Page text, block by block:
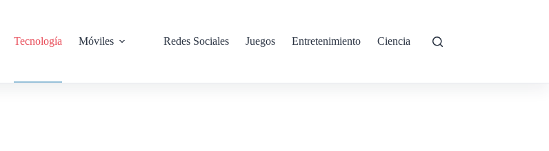
Tecnología Móviles Redes Sociales Juegos Entretenimiento Ciencia